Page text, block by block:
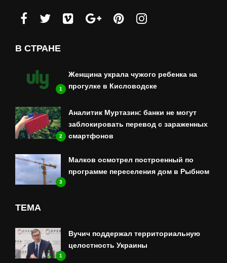
В СТРАНЕ
1
Женщина украла чужого ребенка на
прогулке в Кисловодске
2
Аналитик Муртазин: банки не могут
заблокировать перевод с зараженных
смартфонов
3
Малков осмотрел построенный по
программе переселения дом в Рыбном
ТЕМА
1
Вучич поддержал территориальную
целостность Украины